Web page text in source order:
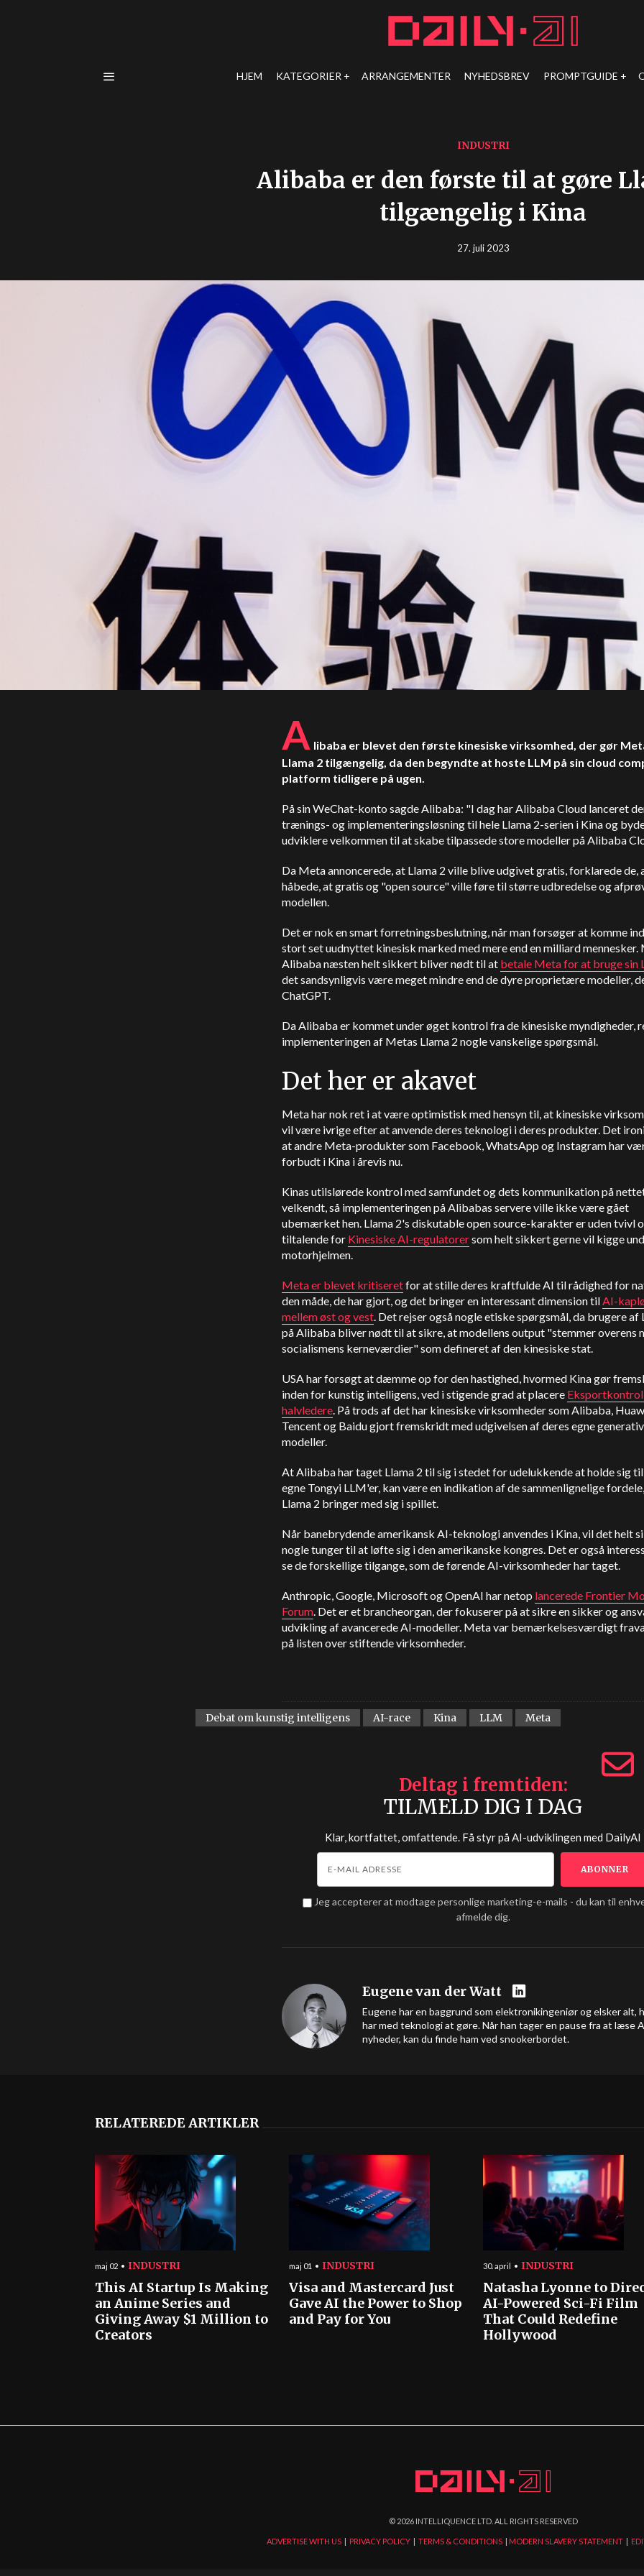
HJEM KATEGORIER ARRANGEMENTER NYHEDSBREV PROMPTGUIDE
INDUSTRI
Alibaba er den første til at gøre
tilgængelig i Kina
27. juli 2023
A libaba er blevet den første kinesiske virksomhed, der gør
Llama 2 tilgængelig, da den begyndte at hoste LLM på sin cloud
platform tidligere på ugen.
På sin WeChat-konto sagde Alibaba: "I dag har Alibaba Cloud lanceret
trænings- og implementeringsløsning til hele Llama 2-serien i Kina og
udviklere velkommen til at skabe tilpassede store modeller på Alibaba
Da Meta annoncerede, at Llama 2 ville blive udgivet gratis, forklarede de,
håbede, at gratis og "open source" ville føre til større udbredelse og
modellen.
Det er nok en smart forretningsbeslutning, når man forsøger at komme
stort set uudnyttet kinesisk marked med mere end en milliard mennesker.
Alibaba næsten helt sikkert bliver nødt til at betale Meta for at bruge sin
det sandsynligvis være meget mindre end de dyre proprietære modeller,
ChatGPT.
Da Alibaba er kommet under øget kontrol fra de kinesiske myndigheder,
implementeringen af Metas Llama 2 nogle vanskelige spørgsmål.
Det her er akavet
Meta har nok ret i at være optimistisk med hensyn til, at kinesiske
vil være ivrige efter at anvende deres teknologi i deres produkter. Det
at andre Meta-produkter som Facebook, WhatsApp og Instagram har
forbudt i Kina i årevis nu.
Kinas utilslørede kontrol med samfundet og dets kommunikation på
velkendt, så implementeringen på Alibabas servere ville ikke være gået
ubemærket hen. Llama 2's diskutable open source-karakter er uden tvivl
tiltalende for Kinesiske AI-regulatorersom helt sikkert gerne vil kigge
motorhjelmen.
Meta er blevet kritiseretfor at stille deres kraftfulde AI til rådighed for
den måde, de har gjort, og det bringer en interessant dimension tilAI-
mellem øst og vest. Det rejser også nogle etiske spørgsmål, da brugere af
på Alibaba bliver nødt til at sikre, at modellens output "stemmer overens
socialismens kerneværdier" som defineret af den kinesiske stat.
USA har forsøgt at dæmme op for den hastighed, hvormed Kina gør
inden for kunstig intelligens, ved i stigende grad at placere
halvledere. På trods af det har kinesiske virksomheder som Alibaba,
Tencent og Baidu gjort fremskridt med udgivelsen af deres egne
modeller.
At Alibaba har taget Llama 2 til sig i stedet for udelukkende at holde sig
egne Tongyi LLM'er, kan være en indikation af de sammenlignelige
Llama 2 bringer med sig i spillet.
Når banebrydende amerikansk AI-teknologi anvendes i Kina, vil det helt
nogle tunger til at løfte sig i den amerikanske kongres. Det er også
se de forskellige tilgange, som de førende AI-virksomheder har taget.
Anthropic, Google, Microsoft og OpenAI har netop lancerede Frontier
Forum. Det er et brancheorgan, der fokuserer på at sikre en sikker og
udvikling af avancerede AI-modeller. Meta var bemærkelsesværdigt
på listen over stiftende virksomheder.
Debat om kunstig intelligens AI-race Kina LLM Meta
Deltag i fremtiden
TILMELD DIG I DAG
Klar, kortfattet, omfattende. Få styr på AI-udviklingen med DailyAI
Jeg accepterer at modtage personlige marketing-e-mails - du kan til
afmelde dig.
Eugene van der Watt
Eugene har en baggrund som elektronikingeniør og elsker alt,
har med teknologi at gøre. Når han tager en pause fra at læse
nyheder, kan du finde ham ved snookerbordet.
RELATEREDE ARTIKLER
maj 02 INDUSTRI
This AI Startup Is Making
an Anime Series and
Giving Away $1 Million to
Creators
maj 01 INDUSTRI
Visa and Mastercard Just
Gave AI the Power to Shop
and Pay for You
30. april INDUSTRI
Natasha Lyonne to
AI-Powered Sci-Fi Film
That Could Redefine
Hollywood
© 2026INTELLIQUENCE LTD. ALL RIGHTS RESERVED
ADVERTISE WITH US| PRIVACY POLICY| TERMS & CONDITIONS| MODERN SLAVERY STATEMENT|